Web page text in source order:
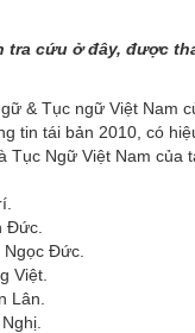
tra cứu ở đây, được
& Tục ngữ Việt Nam
tin tái bản 2010, có
Tục Ngữ Việt Nam của
Đức.
Đức.
Việt.
Lân.